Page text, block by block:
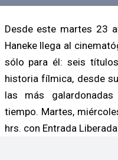
Desde este martes 23
Haneke llega al
sólo para él: seis
historia fílmica, desde
las más
tiempo. Martes,
hrs. con Entrada Liberada.